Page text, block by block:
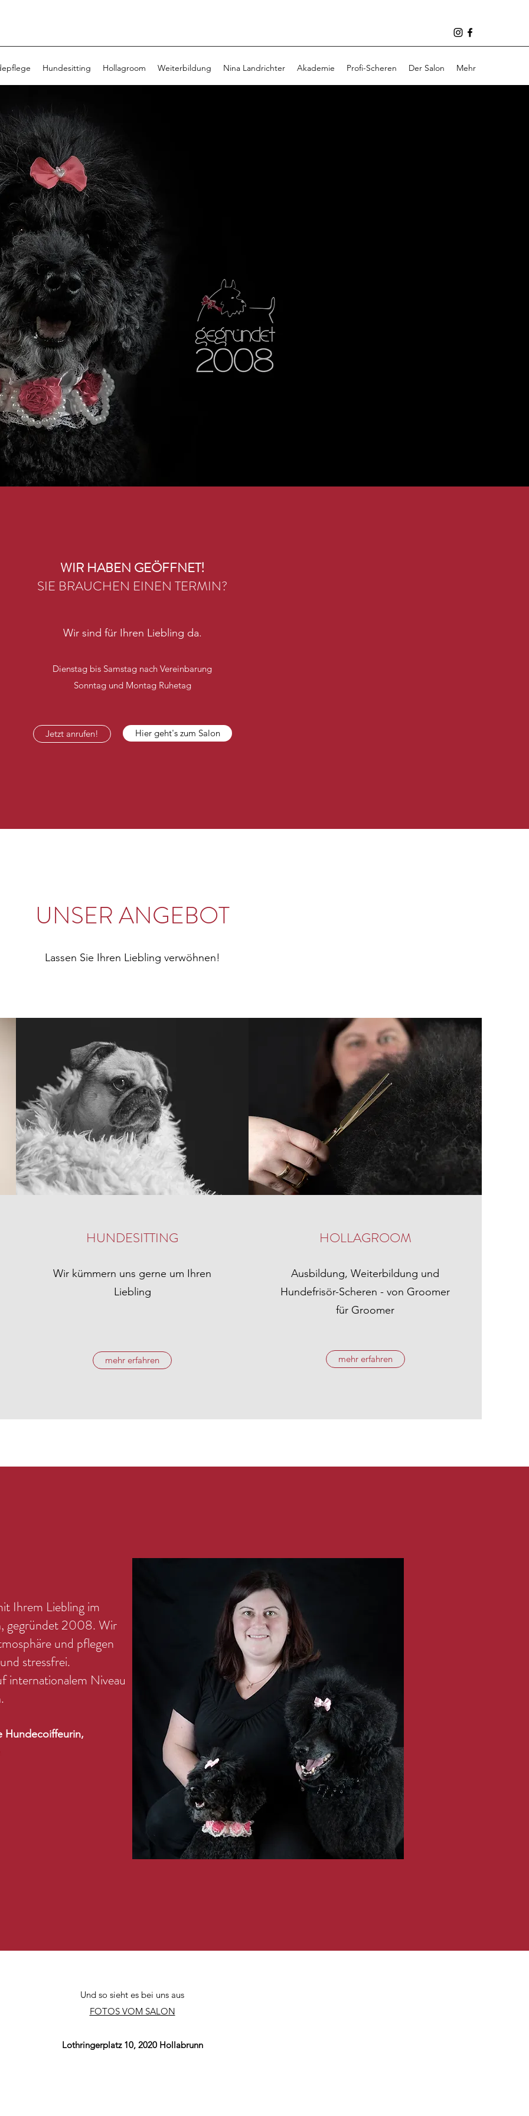
Hundesitting Hollagroom Weiterbildung Nina Landrichter Akademie Profi-Scheren Der Salon Mehr
WIR HABEN GEÖFFNET!
SIE BRAUCHEN EINEN TERMIN?
Wir sind für Ihren Liebling da.
Dienstag bis Samstag nach Vereinbarung
Sonntag und Montag Ruhetag
Jetzt anrufen! Hier geht's zum Salon
UNSER ANGEBOT
Lassen Sie Ihren Liebling verwöhnen!
HUNDESITTING
Wir kümmern uns gerne um Ihren
Liebling
mehr erfahren
HOLLAGROOM
Ausbildung, Weiterbildung und
Hundefrisör-Scheren - von Groomer
für Groomer
mehr erfahren
Ihrem Liebling im
gegründet 2008. Wir
und pflegen
stressfrei.
internationalem Niveau
Hundecoiffeurin,
Und so sieht es bei uns aus
FOTOS VOM SALON
Lothringerplatz 10, 2020 Hollabrunn